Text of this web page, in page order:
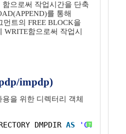
으로써 작업시간을 단축
를 통해
먼트의 FREE BLOCK을
WRITE함으로써 작업시
impdp)
용을 위한 디렉터리 객체
?
DMPDIR AS 'C:\DUMP'